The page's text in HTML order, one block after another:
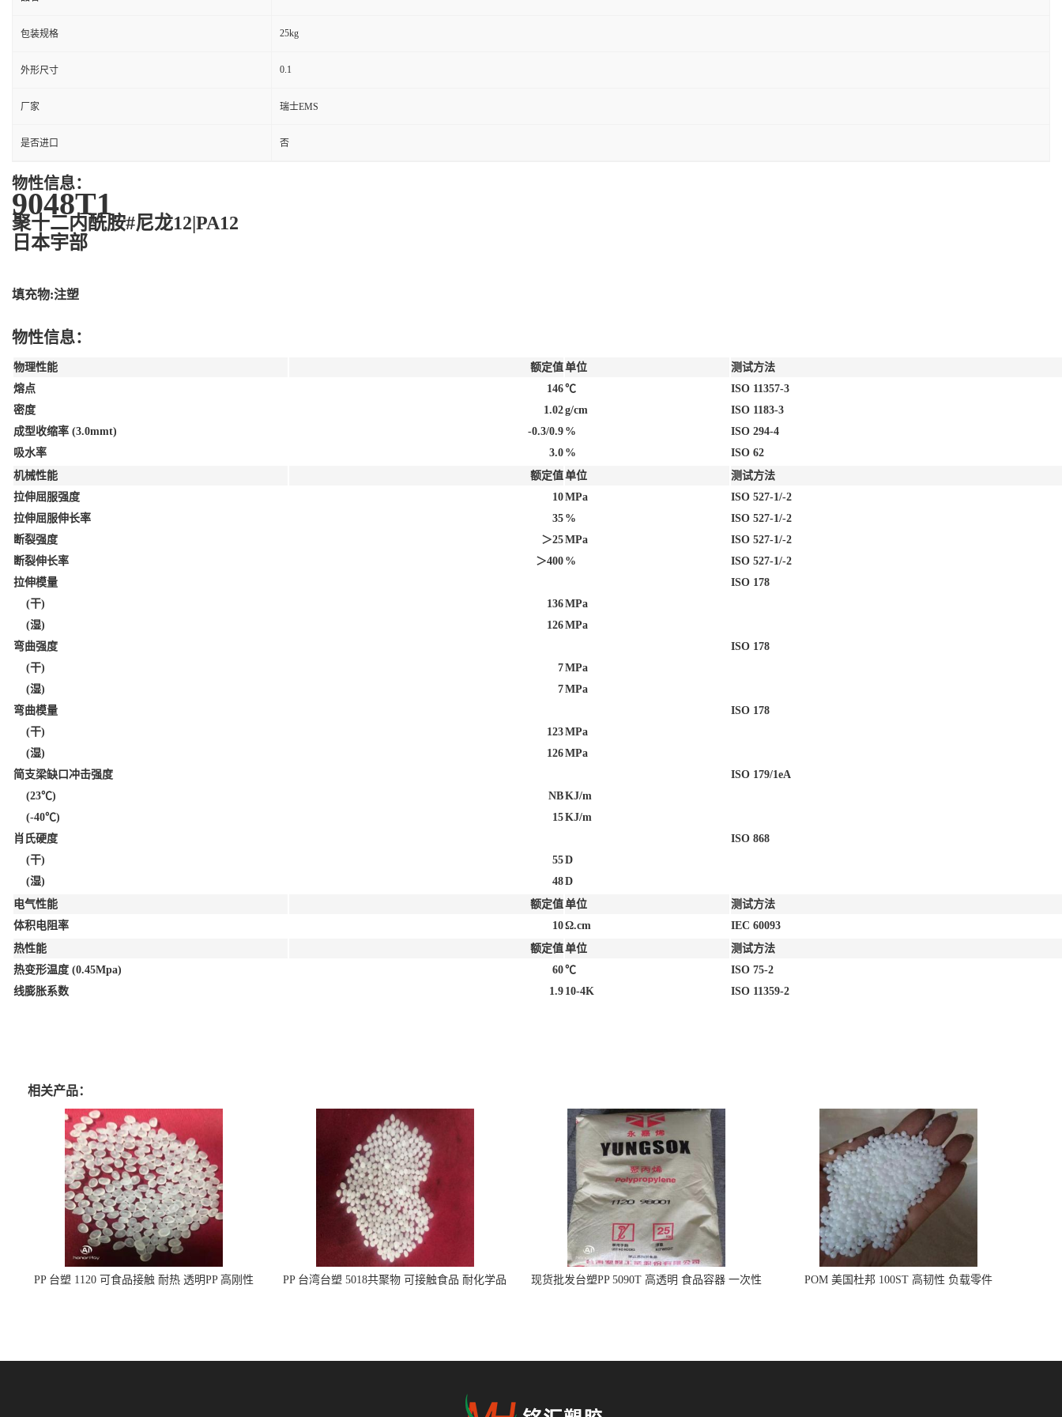
包装规格 25kg
外形尺寸 0.1
厂家 瑞士EMS
是否进口 否
物性信息：
9048T1
聚十二内酰胺#尼龙12|PA12
日本宇部
填充物:注塑
物性信息：
物理性能 额定值单位
测试方法
熔点
146℃
ISO 11357-3
密度
1.02g/cm
ISO 1183-3
成型收缩率 (3.0mmt)
-0.3/0.9 %
ISO 294-4
吸水率
3.0 %
ISO 62
机械性能
额定值单位
测试方法
拉伸屈服强度
10MPa
ISO 527-1/-2
拉伸屈服伸长率
35 %
ISO 527-1/-2
断裂强度
＞25MPa
ISO 527-1/-2
断裂伸长率
＞400 %
ISO 527-1/-2
拉伸模量
ISO 178
(干)
136MPa
(湿)
126MPa
弯曲强度
ISO 178
(干)
7MPa
(湿)
7MPa
弯曲模量
ISO 178
(干)
123MPa
(湿)
126MPa
简支梁缺口冲击强度
ISO 179/1eA
(23℃)
NBKJ/m
(-40℃)
15KJ/m
肖氏硬度
ISO 868
(干)
55D
(湿)
48D
电气性能
额定值单位
测试方法
体积电阻率
10Ω.cm
IEC 60093
热性能
额定值单位
测试方法
热变形温度 (0.45Mpa)
60℃
ISO 75-2
线膨胀系数
1.9 10-4K ISO 11359-2
相关产品：
PP 台塑 1120 可食品接触 耐热 透明PP 高刚性
PP 台湾台塑 5018共聚物 可接触食品 耐化学品
现货批发台塑PP 5090T 高透明 食品容器 一次性
POM 美国杜邦 100ST 高韧性 负载零件